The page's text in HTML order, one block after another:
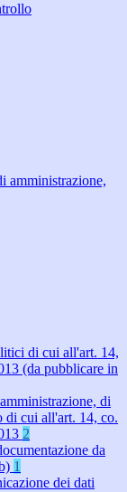
amministrazione,
di cui all'art. 14,
(da pubblicare in
di
di cui all'art. 14, co.
2
da
1
dei dati